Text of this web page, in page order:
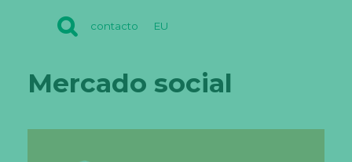
contacto EU
Mercado social